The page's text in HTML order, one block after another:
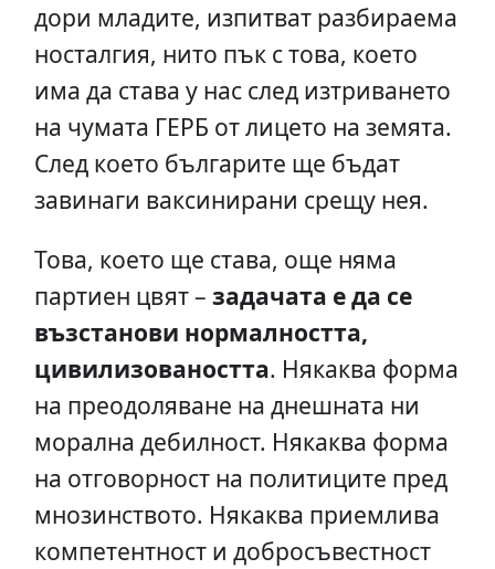
дори младите, изпитват разбираема
носталгия, нито пък с това, което
има да става у нас след изтриването
на чумата ГЕРБ от лицето на земята.
След което българите ще бъдат
завинаги ваксинирани срещу нея.
Това, което ще става, още няма
партиен цвят – задачата е да се
възстанови нормалността,
цивилизоваността. Някаква форма
на преодоляване на днешната ни
морална дебилност. Някаква форма
на отговорност на политиците пред
мнозинството. Някаква приемлива
компетентност и добросъвестност